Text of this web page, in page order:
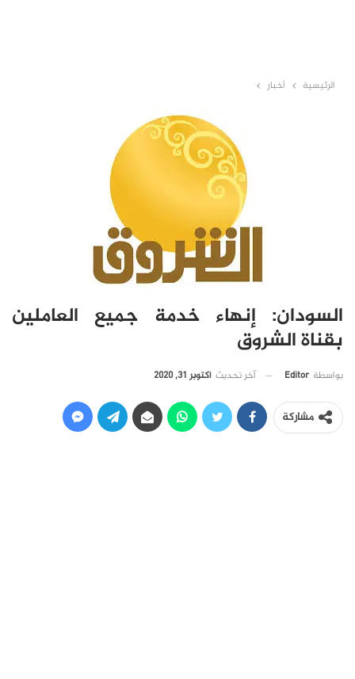
الرئيسية أخبار
السودان: إنهاء خدمة جميع العاملين
بقناة الشروق
بواسطة Editor آخر تحديث أكتوبر 31, 2020
مشاركة